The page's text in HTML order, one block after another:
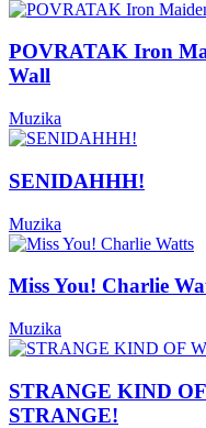
POVRATAK Iron
Wall
Muzika
SENIDAHHH!
Muzika
Miss You! Charlie
Muzika
STRANGE KIND
STRANGE!